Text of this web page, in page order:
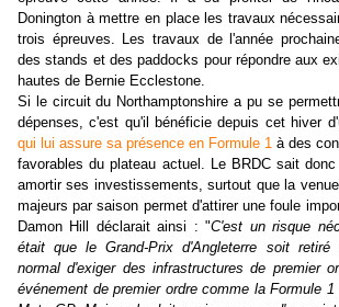
Donington à mettre en place les travaux
trois épreuves. Les travaux de l'année
des stands et des paddocks pour répondre aux
hautes de Bernie Ecclestone.
Si le circuit du Northamptonshire a pu se
dépenses, c'est qu'il bénéficie depuis cet hiver
qui lui assure sa présence en Formule 1 à des
favorables du plateau actuel. Le BRDC sait
amortir ses investissements, surtout que la
majeurs par saison permet d'attirer une foule
Damon Hill déclarait ainsi : "C'est un risque
était que le Grand-Prix d'Angleterre soit
normal d'exiger des infrastructures de premier
événement de premier ordre comme la Formule